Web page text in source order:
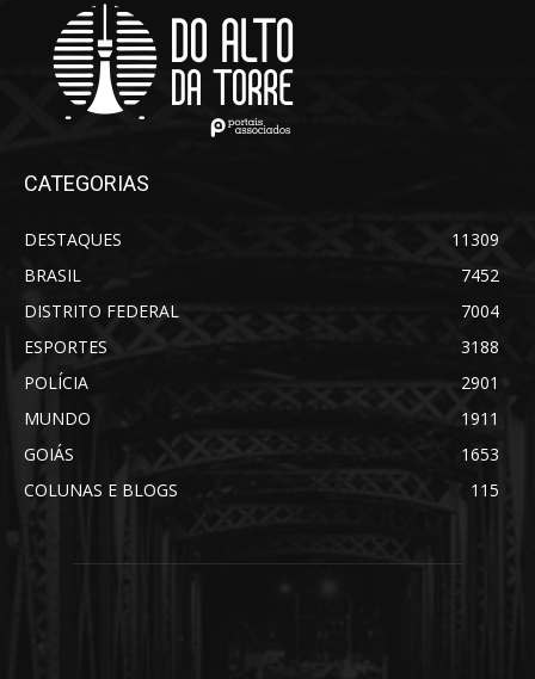
CATEGORIAS
DESTAQUES
11309
BRASIL
7452
DISTRITO FEDERAL
7004
ESPORTES
3188
POLÍCIA
2901
MUNDO
1911
GOIÁS
1653
COLUNAS E BLOGS
115